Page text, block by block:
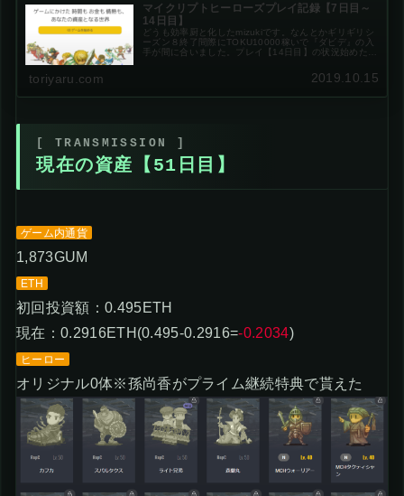
マイクリプトヒーローズプレイ記録【7日目～
14日目】
どうも効率厨と化したmizukiです。なんとかギリギリシ
ーズン８終了間際にTOKU10000稼いで『ダビデ』の入
手が間に合いました。プレイ【14日目】の状況始めた日
toriyaru.com 2019.10.15
現在の資産【51日目】
ゲーム内通貨
1,873GUM
ETH
初回投資額：0.495ETH
現在：0.2916ETH(0.495-0.2916=-0.2034)
ヒーロー
オリジナル0体※孫尚香がプライム継続特典で貰えた